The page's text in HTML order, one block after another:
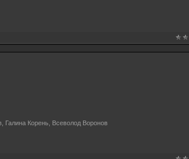
Корень, Всеволод Воронов